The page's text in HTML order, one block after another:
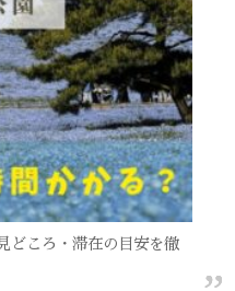
どころ・滞在の目安を徹